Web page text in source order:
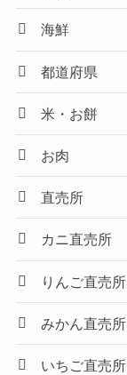
海鮮
都道府県
米・お餅
お肉
直売所
カニ直売所
りんご直売所
みかん直売所
いちご直売所